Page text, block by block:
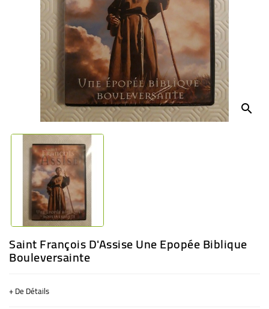
CULTUREL
search
Saint François D'Assise Une Epopée Biblique
Bouleversainte
+ De Détails